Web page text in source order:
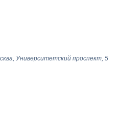
Университетский проспект, 5